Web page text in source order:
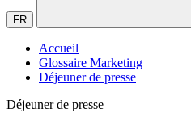
FR
Accueil
Glossaire Marketing
Déjeuner de presse
Déjeuner de presse